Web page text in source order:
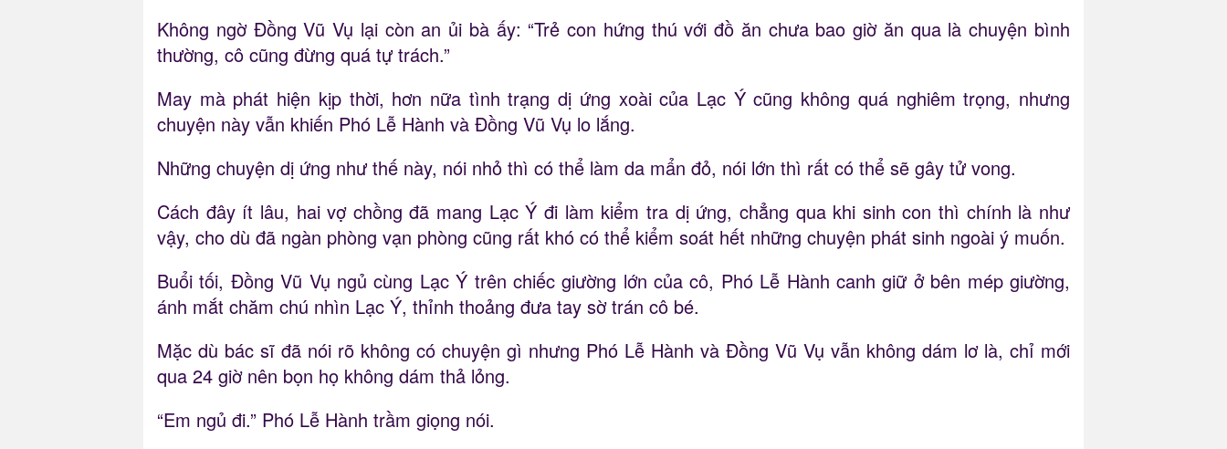
Không ngờ Đồng Vũ Vụ lại còn an ủi bà ấy: “Trẻ con hứng thú với đồ ăn chưa bao giờ ăn qua là chuyện bình
thường, cô cũng đừng quá tự trách.”
May mà phát hiện kịp thời, hơn nữa tình trạng dị ứng xoài của Lạc Ý cũng không quá nghiêm trọng, nhưng
chuyện này vẫn khiến Phó Lễ Hành và Đồng Vũ Vụ lo lắng.
Những chuyện dị ứng như thế này, nói nhỏ thì có thể làm da mẩn đỏ, nói lớn thì rất có thể sẽ gây tử vong.
Cách đây ít lâu, hai vợ chồng đã mang Lạc Ý đi làm kiểm tra dị ứng, chẳng qua khi sinh con thì chính là như
vậy, cho dù đã ngàn phòng vạn phòng cũng rất khó có thể kiểm soát hết những chuyện phát sinh ngoài ý muốn.
Buổi tối, Đồng Vũ Vụ ngủ cùng Lạc Ý trên chiếc giường lớn của cô, Phó Lễ Hành canh giữ ở bên mép giường,
ánh mắt chăm chú nhìn Lạc Ý, thỉnh thoảng đưa tay sờ trán cô bé.
Mặc dù bác sĩ đã nói rõ không có chuyện gì nhưng Phó Lễ Hành và Đồng Vũ Vụ vẫn không dám lơ là, chỉ mới
qua 24 giờ nên bọn họ không dám thả lỏng.
“Em ngủ đi.” Phó Lễ Hành trầm giọng nói.